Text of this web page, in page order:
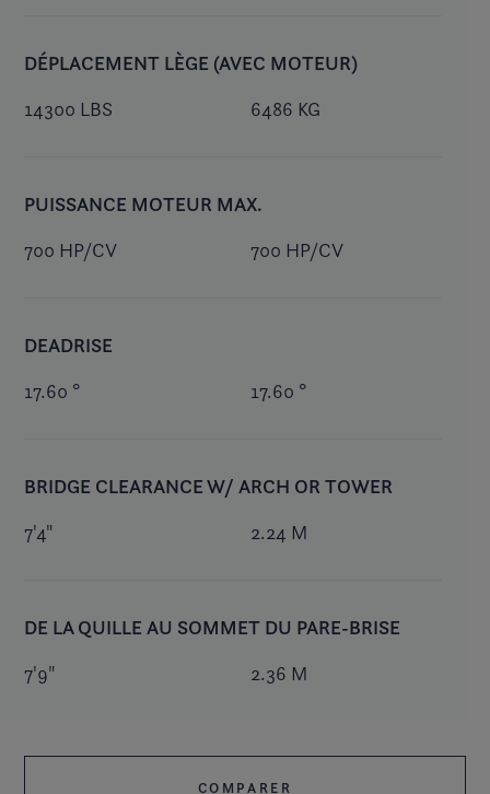
DÉPLACEMENT LÈGE (AVEC MOTEUR)
14300 LBS 6486 KG
PUISSANCE MOTEUR MAX.
700 HP/CV 700 HP/CV
DEADRISE
17.60 ° 17.60 °
BRIDGE CLEARANCE W/ ARCH OR TOWER
7'4" 2.24 M
DE LA QUILLE AU SOMMET DU PARE-BRISE
7'9" 2.36 M
COMPARER